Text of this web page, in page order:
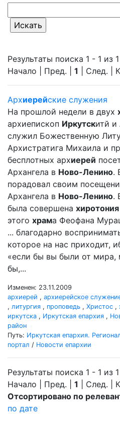
Результаты поиска 1 - 1 из 1
Начало | Пред. | 1 | След. |
Архиерейские служения
На прошлой недели в двух
архиепископ Иркутскитй и
служил Божественную
Архистратига Михаила и
бесплотных архиерей
Архангела в Ново-Ленино.
порадовал своим
Архангела в Ново-Ленино.
была совершена хиротония
этого храма Феофана
... благодарно
которое на нас приходит,
«если бы вы были от мира,
бы,...
Изменен: 23.11.2009
архиерей , архиерейское
, литургия , проповедь , Христос ,
иркутска , Иркутская епархия ,
район
Путь: Иркутская епархия.
портал / Новости епархии
Результаты поиска 1 - 1 из 1
Начало | Пред. | 1 | След. |
Отсортировано по
по дате